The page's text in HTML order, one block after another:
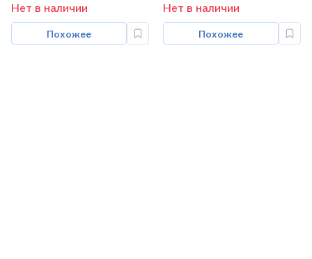
Нет в наличии
Похожее
Нет в наличии
Похожее